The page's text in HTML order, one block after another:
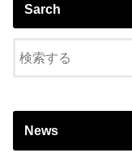
Sarch
News